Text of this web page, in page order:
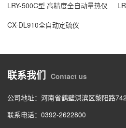
LRY-500C型 高精度全自动量热仪
CX-DL910全自动定硫仪
联系我们 Contact us
公司地址：河南省鹤壁淇滨区黎阳路
联系电话：0392-2622800